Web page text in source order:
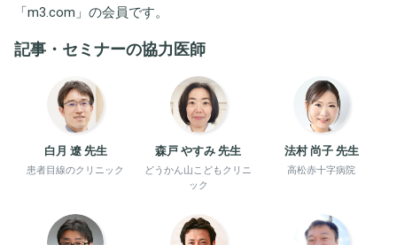
「m3.com 」の会員です。
記事・セミナーの協力医師
白月 遼 先生
患者目線のクリニック
森戸 やすみ 先生
どうかん山こどもクリニ
ック
法村 尚子 先生
高松赤十字病院